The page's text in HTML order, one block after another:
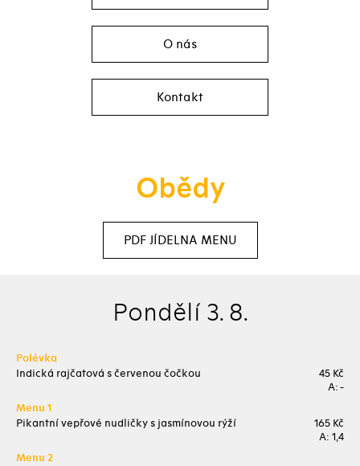
O nás
Kontakt
Obědy
PDF JÍDELNA MENU
Pondělí 3. 8.
Polévka
Indická rajčatová s červenou čočkou
45 Kč
A: -
Menu 1
Pikantní vepřové nudličky s jasmínovou rýží
165 Kč
A: 1,4
Menu 2